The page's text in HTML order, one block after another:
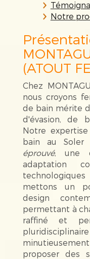
Notre
(ATOUT
Chez
nous croyons
de bain mérite
d'évasion, de
Notre
bain au
éprouvé, une
adaptation
mettons un
design
permettant à
raffiné et
proposer des